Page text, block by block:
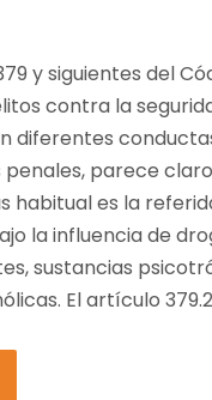
y siguientes del
contra la
diferentes
parece
habitual es la
la influencia de
sustancias
El artículo 379.2